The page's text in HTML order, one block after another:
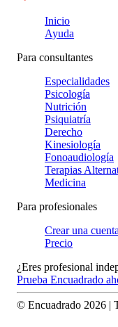
Inicio
Ayuda
Para consultantes
Especialidades
Psicología
Nutrición
Psiquiatría
Derecho
Kinesiología
Fonoaudiología
Terapias
Medicina
Para profesionales
Crear una cuenta
Precio
¿Eres profesional
Prueba Encuadrado
© Encuadrado 2026 |